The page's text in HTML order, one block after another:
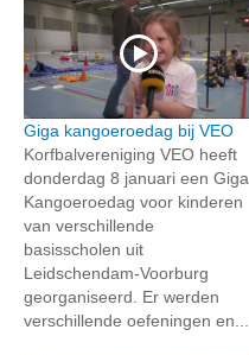
Giga kangoeroedag bij VEO
Korfbalvereniging VEO heeft
donderdag 8 januari een Giga
Kangoeroedag voor kinderen
van verschillende
basisscholen uit
Leidschendam-Voorburg
georganiseerd. Er werden
verschillende oefeningen en...